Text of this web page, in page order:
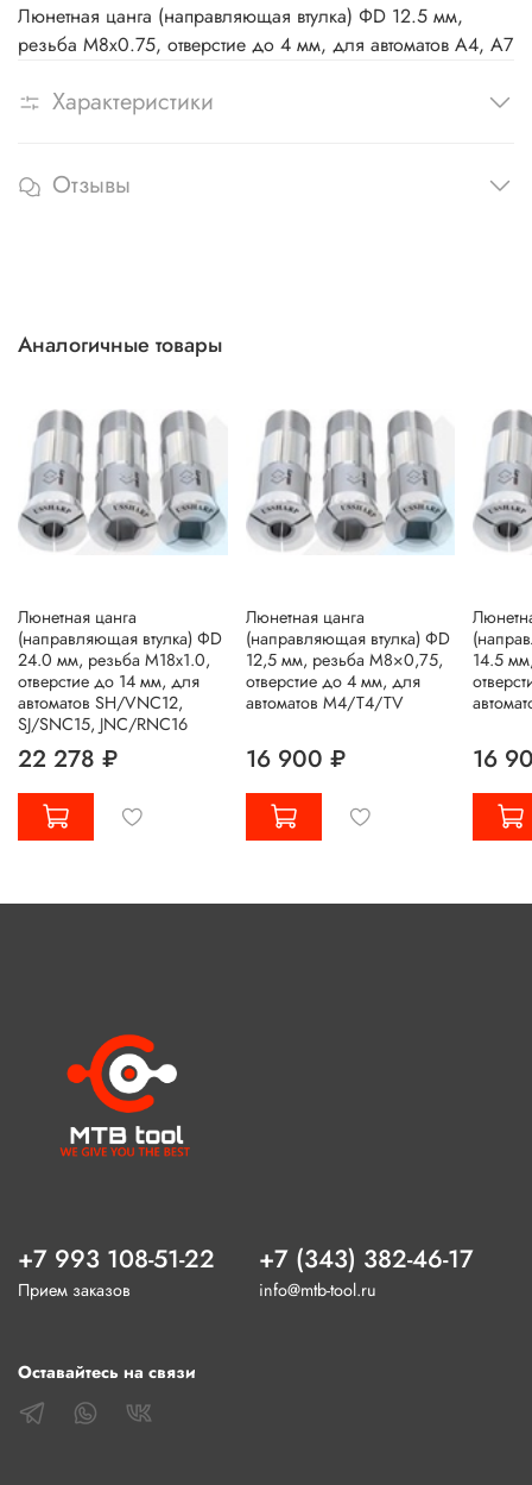
Люнетная цанга (направляющая втулка) ΦD 12.5 мм,
резьба M8x0.75, отверстие до 4 мм, для автоматов A4, A7
Характеристики
Отзывы
Аналогичные товары
Люнетная цанга
(направляющая втулка) ΦD
24.0 мм, резьба M18x1.0,
отверстие до 14 мм, для
автоматов SH/VNC12,
SJ/SNC15, JNC/RNC16
22 278 ₽
Люнетная цанга
(направляющая втулка) ΦD
12,5 мм, резьба M8×0,75,
отверстие до 4 мм, для
автоматов M4/T4/TV
16 900 ₽
14.5
16
+7 993 108-51-22
Прием заказов
+7 (343) 382-46-17
info@mtb-tool.ru
Оставайтесь на связи